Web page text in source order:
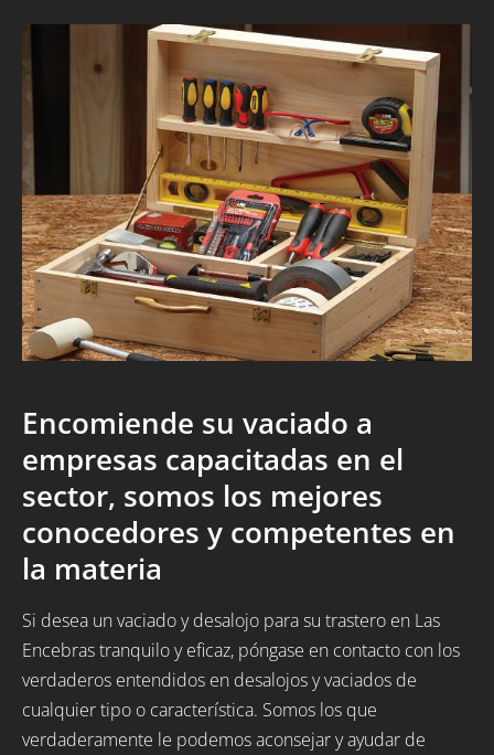
Encomiende su vaciado a
empresas capacitadas en el
sector, somos los mejores
conocedores y competentes en
la materia
Si desea un vaciado y desalojo para su trastero en Las
Encebras tranquilo y eficaz, póngase en contacto con los
verdaderos entendidos en desalojos y vaciados de
cualquier tipo o característica. Somos los que
verdaderamente le podemos aconsejar y ayudar de